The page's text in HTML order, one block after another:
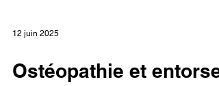
12 juin 2025